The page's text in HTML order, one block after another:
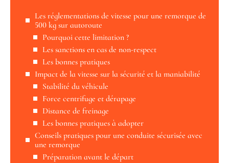
Les réglementations de vitesse pour une remorque de
500 kg sur autoroute
Pourquoi cette limitation ?
Les sanctions en cas de non-respect
Les bonnes pratiques
Impact de la vitesse sur la sécurité et la maniabilité
Stabilité du véhicule
Force centrifuge et dérapage
Distance de freinage
Les bonnes pratiques à adopter
Conseils pratiques pour une conduite sécurisée avec
une remorque
Préparation avant le départ